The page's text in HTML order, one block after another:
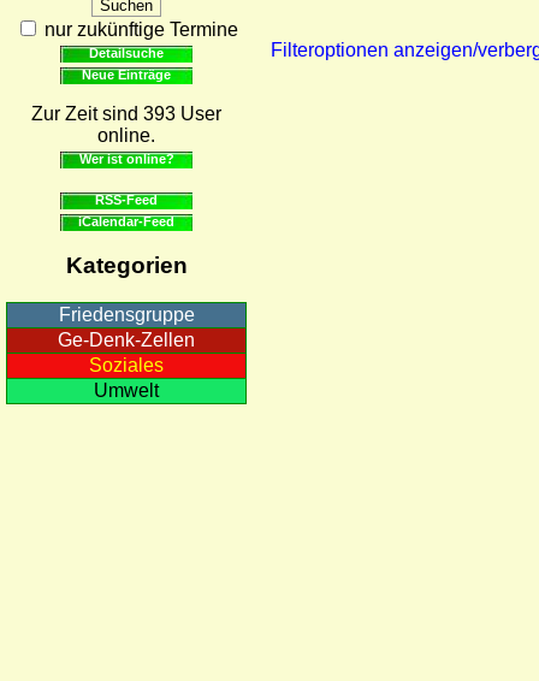
nur zukünftige Termine
Detailsuche
Neue Einträge
Zur Zeit sind 393 User
online.
Wer ist online?
RSS-Feed
iCalendar-Feed
Kategorien
Friedensgruppe
Ge-Denk-Zellen
Soziales
Umwelt
Filteroptionen anzeigen/